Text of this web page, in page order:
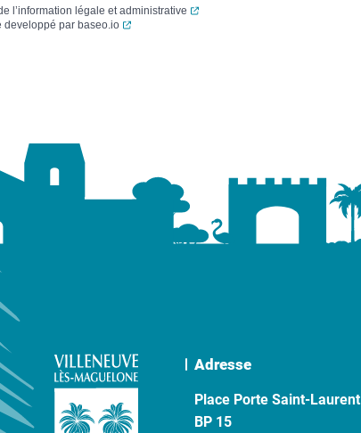
l’information légale et administrative
(ouverture dans un nouvel onglet)
developpé par baseo.io (ouverture dans un nouvel onglet)
Adresse
Place Porte Saint-Laurent
BP 15